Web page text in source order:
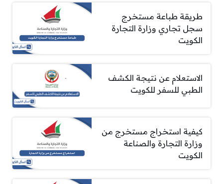
طريقة طباعة مستخرج
سجل تجاري وزارة التجارة
الكويت
الاستعلام عن نتيجة الكشف
الطبي للسفر للكويت
كيفية استخراج مستخرج من
وزارة التجارة والصناعة
الكويت